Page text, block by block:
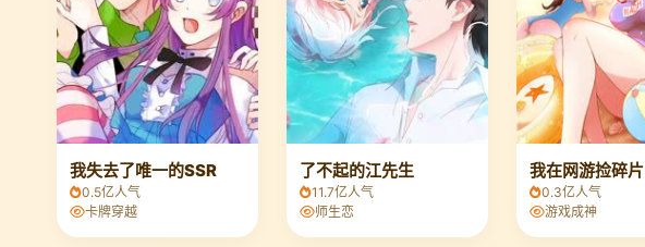
我失去了唯一的SSR
0.5亿人气
卡牌穿越
了不起的江先生
11.7亿人气
师生恋
我在网游捡碎片
0.3亿人气
游戏成神